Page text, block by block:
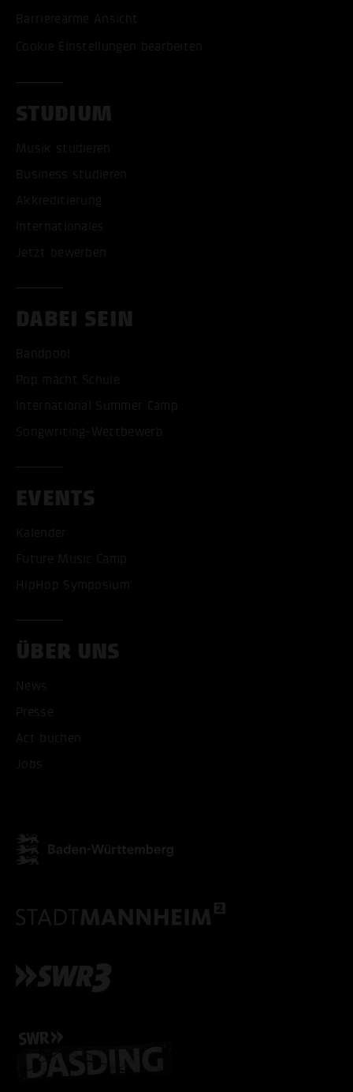
Barrierearme Ansicht
Cookie Einstellungen bearbeiten
STUDIUM
Musik studieren
Business studieren
Akkreditierung
Internationales
Jetzt bewerben
DABEI SEIN
Bandpool
Pop macht Schule
International Summer Camp
Songwriting-Wettbewerb
EVENTS
Kalender
Future Music Camp
HipHop Symposium
ÜBER UNS
News
Presse
Act buchen
Jobs